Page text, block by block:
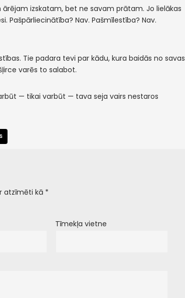
izskatam, bet ne savam prātam. Jo lielākas
Pašpārliecinātība? Nav. Pašmīlestība? Nav.
Tie padara tevi par kādu, kura baidās no savas
varēs to salabot.
— tikai varbūt — tava seja vairs nestaros
atzīmēti kā *
Tīmekļa vietne